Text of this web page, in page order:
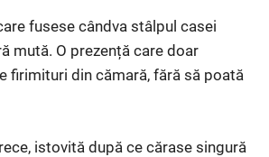
fusese cândva stâlpul casei
mută. O prezență care doar
firimituri din cămară, fără să poată
istovită după ce cărase singură